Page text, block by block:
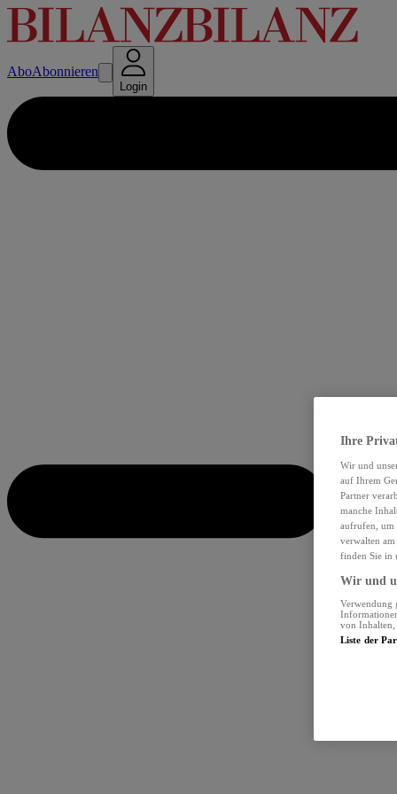
AboAbonnieren
Login
Ihre
Wir und
auf Ihrem
Partner
manche
aufrufen, um
verwalten
finden Sie in
Wir und
Verwendung
von Inhalten,
Liste der